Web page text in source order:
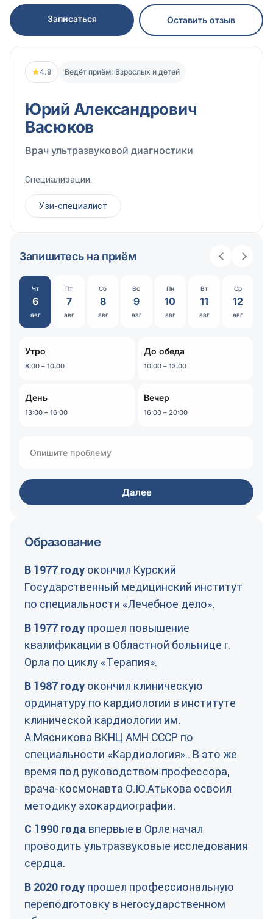
Записаться Оставить отзыв
★4.9 Ведёт приём: Взрослых и детей
Юрий Александрович
Васюков
Врач ультразвуковой диагностики
Специализации:
Узи-специалист
Запишитесь на приём
Чт
6
авг
Пт
7
авг
Сб
8
авг
Вс
9
авг
Пн
10
авг
Вт
11
авг
Ср
12
авг
Утро
8:00 – 10:00
До обеда
10:00 – 13:00
День
13:00 – 16:00
Вечер
16:00 – 20:00
Далее
Образование
В 1977 году окончил Курский
Государственный медицинский институт
по специальности «Лечебное дело».
В 1977 году прошел повышение
квалификации в Областной больнице г.
Орла по циклу «Терапия».
В 1987 году окончил клиническую
ординатуру по кардиологии в институте
клинической кардиологии им.
А.Мясникова ВКНЦ АМН СССР по
специальности «Кардиология».. В это же
время под руководством профессора,
врача-космонавта О.Ю.Атькова освоил
методику эхокардиографии.
С 1990 года впервые в Орле начал
проводить ультразвуковые исследования
сердца.
В 2020 году прошел профессиональную
переподготовку в негосударственном